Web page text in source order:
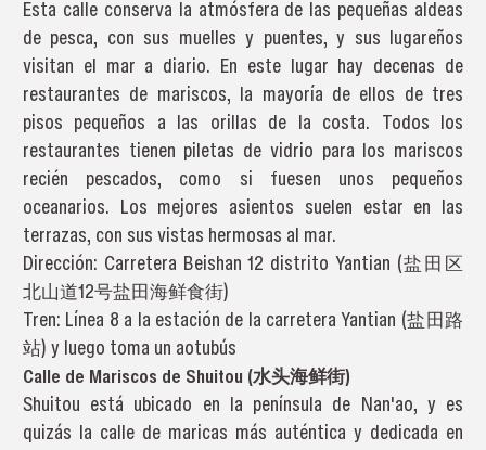
Esta calle conserva la atmósfera de las pequeñas aldeas
de pesca, con sus muelles y puentes, y sus lugareños
visitan el mar a diario. En este lugar hay decenas de
restaurantes de mariscos, la mayoría de ellos de tres
pisos pequeños a las orillas de la costa. Todos los
restaurantes tienen piletas de vidrio para los mariscos
recién pescados, como si fuesen unos pequeños
oceanarios. Los mejores asientos suelen estar en las
terrazas, con sus vistas hermosas al mar.
Dirección: Carretera Beishan 12 distrito Yantian (盐田区
北山道12号盐田海鲜食街)
Tren: Línea 8 a la estación de la carretera Yantian (盐田路
站) y luego toma un aotubús
Calle de Mariscos de Shuitou (水头海鲜街)
Shuitou está ubicado en la península de Nan'ao, y es
quizás la calle de maricas más auténtica y dedicada en